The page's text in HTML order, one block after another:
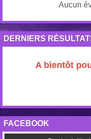
Aucun
DERNIERS
A bientôt
FACEBOOK